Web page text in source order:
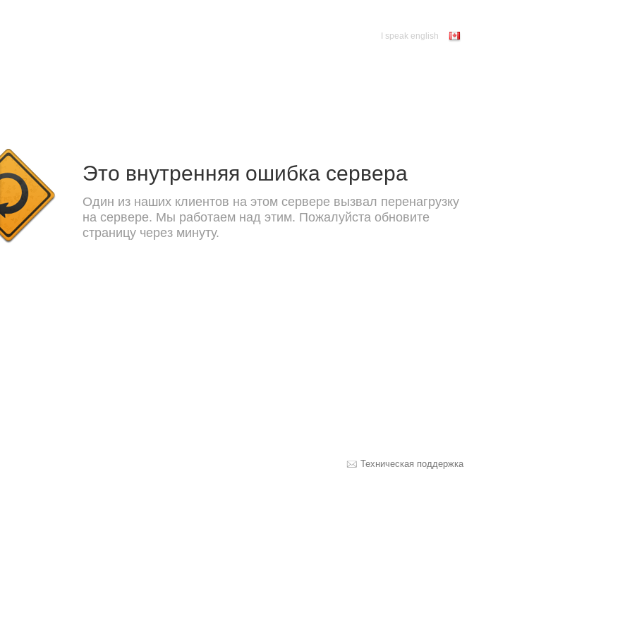
I speak english
Это внутренняя ошибка сервера
Один из наших клиентов на этом сервере вызвал перенагрузку
на сервере. Мы работаем над этим. Пожалуйста обновите
страницу через минуту.
Техническая поддержка